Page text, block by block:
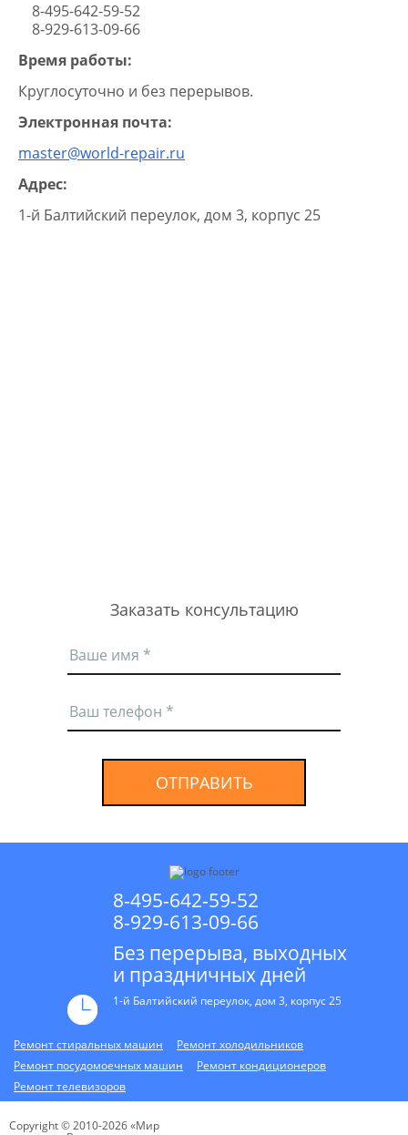
8-495-642-59-52
8-929-613-09-66
Время работы:
Круглосуточно и без перерывов.
Электронная почта:
master@world-repair.ru
Адрес:
1-й Балтийский переулок, дом 3, корпус 25
Заказать консультацию
ОТПРАВИТЬ
8-495-642-59-52
8-929-613-09-66
Без перерыва, выходных
и праздничных дней
1-й Балтийский переулок, дом 3, корпус 25
Ремонт стиральных машин
Ремонт холодильников
Ремонт посудомоечных машин
Ремонт кондиционеров
Ремонт телевизоров
Copyright © 2010-2026 «Мир